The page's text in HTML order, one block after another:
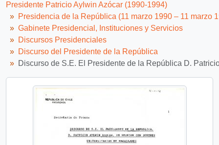
Presidente Patricio Aylwin Azócar (1990-1994)
Presidencia de la República (11 marzo 1990 – 11 marzo
Gabinete Presidencial, Instituciones y Servicios
Discursos Presidenciales
Discurso del Presidente de la República
Discurso de S.E. El Presidente de la República D.